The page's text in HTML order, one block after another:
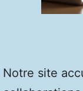
Notre site